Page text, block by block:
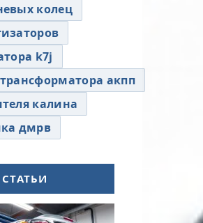
колец
k7j
акпп
калина
дмрв